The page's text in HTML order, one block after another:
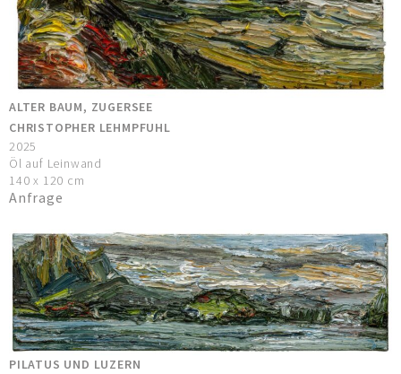
ALTER BAUM, ZUGERSEE
CHRISTOPHER LEHMPFUHL
2025
Öl auf Leinwand
140 x 120 cm
Anfrage
PILATUS UND LUZERN